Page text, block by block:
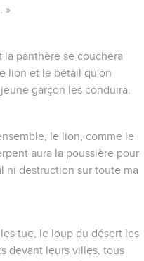
»
la panthère se couchera
lion et le bétail qu'on
garçon les conduira.
le lion, comme le
aura la poussière pour
ni destruction sur toute ma
tue, le loup du désert les
devant leurs villes, tous